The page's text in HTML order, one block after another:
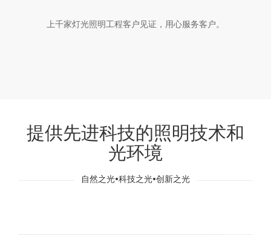
上千家灯光照明工程客户见证，用心服务客户。
提供先进科技的照明技术和
光环境
自然之光•科技之光•创新之光